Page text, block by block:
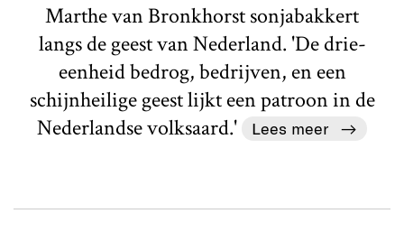
Marthe van Bronkhorst sonjabakkert
langs de geest van Nederland. 'De drie-
eenheid bedrog, bedrijven, en een
schijnheilige geest lijkt een patroon in de
Nederlandse volksaard.'
Lees meer